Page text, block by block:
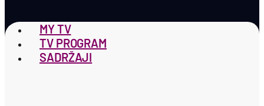
MY TV
TV PROGRAM
SADRŽAJI